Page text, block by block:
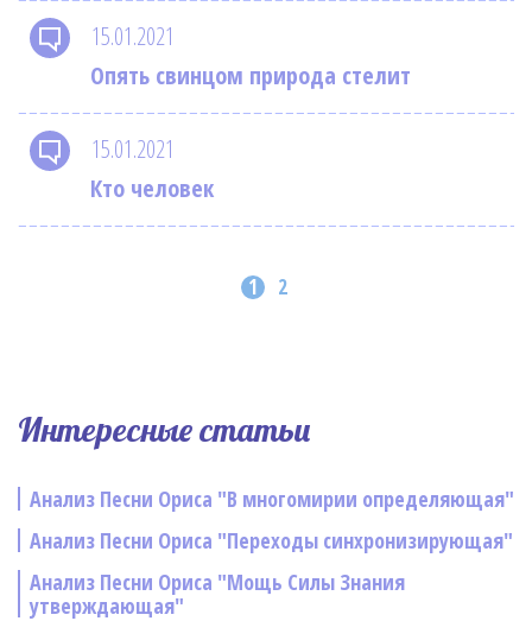
15.01.2021
Опять свинцом природа стелит
15.01.2021
Кто человек
1 2
Интересные статьи
Анализ Песни Ориса "В многомирии определяющая"
Анализ Песни Ориса "Переходы синхронизирующая"
Анализ Песни Ориса "Мощь Силы Знания
утверждающая"